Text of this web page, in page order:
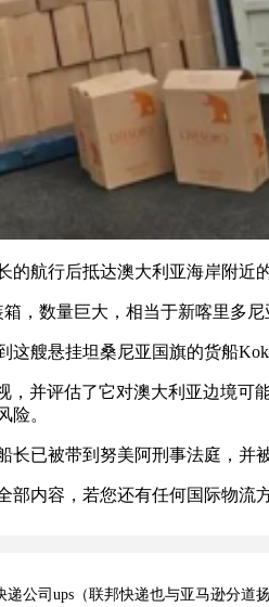
行后抵达澳大利亚海岸附近的
数量巨大，相当于新喀里多尼
悬挂坦桑尼亚国旗的货船
评估了它对澳大利亚边境可
险。
被带到努美阿刑事法庭，并被
内容，若您还有任何国际物流
公司ups（联邦快递也与亚马逊分道扬